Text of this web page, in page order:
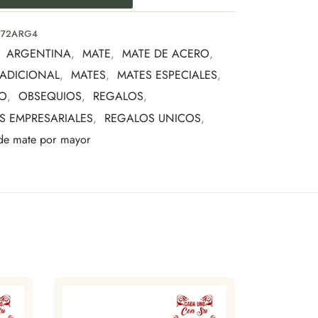
distinguido que combina diseño, practicidad y
especiales
del mate
para quienes valoran los detalles y la
ARGENTINA, MATE, MATE DE ACERO,
, MATES, MATES ESPECIALES,
, OBSEQUIOS, REGALOS,
EMPRESARIALES, REGALOS UNICOS,
mate por mayor